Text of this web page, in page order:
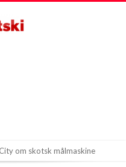
om skotsk målmaskine